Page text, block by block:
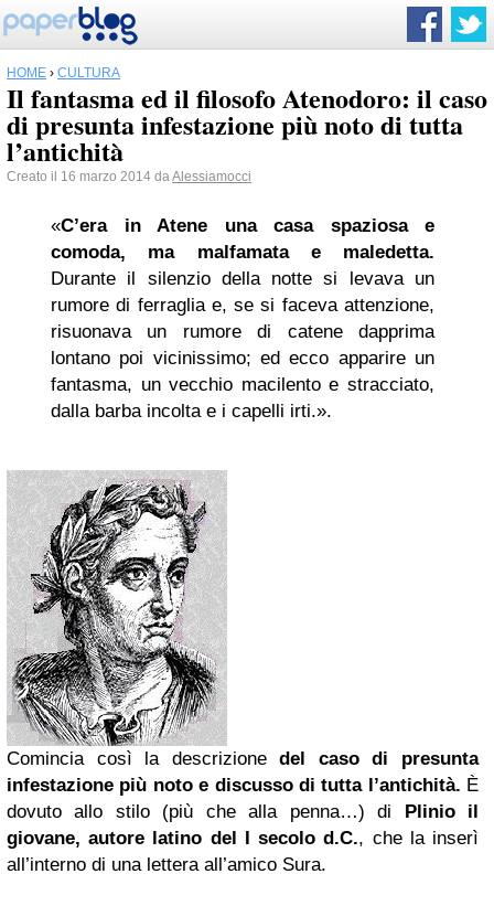
HOME › CULTURA
Il fantasma ed il filosofo Atenodoro: il caso
di presunta infestazione più noto di tutta
l’antichità
Creato il 16 marzo 2014 daAlessiamocci
«C’era in Atene una casa spaziosa e
comoda, ma malfamata e maledetta.
Durante il silenzio della notte si levava un
rumore di ferraglia e, se si faceva attenzione,
risuonava un rumore di catene dapprima
lontano poi vicinissimo; ed ecco apparire un
fantasma, un vecchio macilento e stracciato,
dalla barba incolta e i capelli irti.».
Comincia così la descrizionedel caso di presunta
infestazione più noto e discusso di tutta l’antichità. È
dovuto allo stilo (più che alla penna…) di Plinio il
giovane, autore latino del I secolo d.C., che la inserì
all’interno di una lettera all’amico Sura.